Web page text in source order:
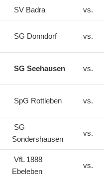
SV Badra vs.
SG Donndorf vs.
SG Seehausen vs.
SpG Rottleben vs.
SG
Sondershausen
vs.
VfL 1888
Ebeleben
vs.